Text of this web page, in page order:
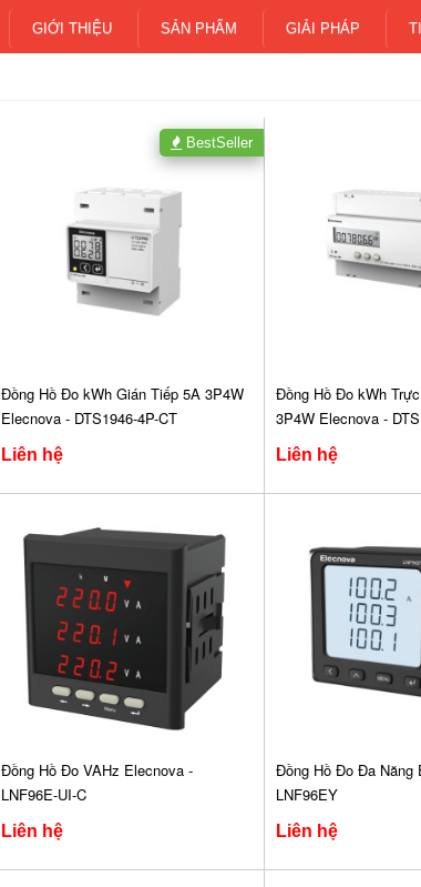
GIỚI THIỆU SẢN PHẨM GIẢI PHÁP
Đồng Hồ Đo kWh Gián Tiếp 5A 3P4W
Elecnova - DTS1946-4P-CT
Liên hệ
BestSeller
Đồng Hồ Đo kWh
3P4W Elecnova -
Liên hệ
Đồng Hồ Đo VAHz Elecnova -
LNF96E-UI-C
Liên hệ
Đồng Hồ Đo Đa Năng
LNF96EY
Liên hệ